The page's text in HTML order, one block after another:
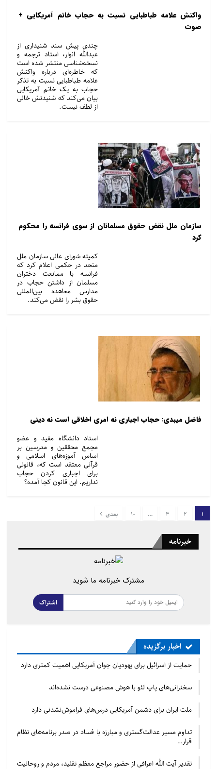
واکنش علامه طباطبایی نسبت به حجاب خانم آمریکایی +
صوت
چندی پیش سند شنیداری از
عبدالله انوار، استاد ترجمه و
نسخه‌شناسی منتشر شده است
که خاطره‌ای درباره واکنش
علامه طباطبایی نسبت به تذکر
حجاب به یک خانم آمریکایی
بیان می‌کند که شنیدنش خالی
از لطف نیست.
سازمان ملل نقض حقوق مسلمانان از سوی فرانسه را محکوم
کرد
کمیته شورای عالی سازمان ملل
متحد در حکمی اعلام کرد که
فرانسه با ممانعت دختران
مسلمان از داشتن حجاب در
مدارس معاهده بین‌المللی
حقوق بشر را نقض می‌کند.
فاضل میبدی: حجاب اجباری نه امری اخلاقی است نه دینی
استاد دانشگاه مفید و عضو
مجمع محققین و مدرسین بر
اساس آموزه‌های اسلامی و
قرآنی معتقد است که، قانونی
برای اجباری کردن حجاب
نداریم. این قانون کجا آمده؟
1
2
3
…
10 بعدی
خبرنامه
مشترک خبرنامه ما شوید
اشتراک
اخبار برگزیده
حمایت از اسرائیل برای یهودیان جوان آمریکایی اهمیت کمتری دارد
سخنرانی‌های پاپ لئو با هوش مصنوعی درست نشده‌اند
ملت ایران برای دشمن آمریکایی درس‌های فراموش‌نشدنی دارد
تداوم مسیر عدالت‌گستری و مبارزه با فساد در صدر برنامه‌های نظام
قرار…
تقدیر آیت الله اعرافی از حضور مراجع معظم تقلید، مردم و روحانیت